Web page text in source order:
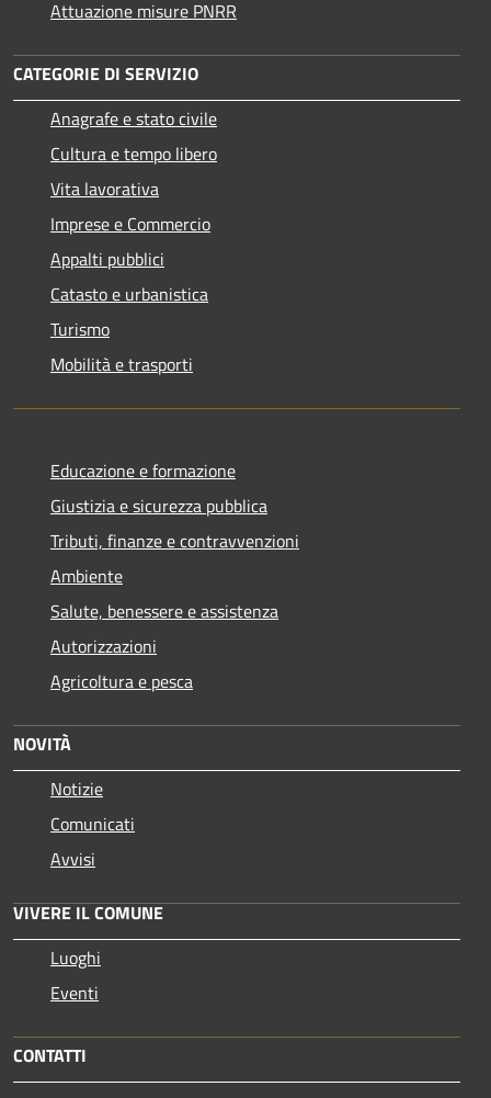
Attuazione misure PNRR
CATEGORIE DI SERVIZIO
Anagrafe e stato civile
Cultura e tempo libero
Vita lavorativa
Imprese e Commercio
Appalti pubblici
Catasto e urbanistica
Turismo
Mobilità e trasporti
Educazione e formazione
Giustizia e sicurezza pubblica
Tributi, finanze e contravvenzioni
Ambiente
Salute, benessere e assistenza
Autorizzazioni
Agricoltura e pesca
NOVITÀ
Notizie
Comunicati
Avvisi
VIVERE IL COMUNE
Luoghi
Eventi
CONTATTI